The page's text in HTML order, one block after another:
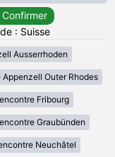
: Suisse
Ausserrhoden
Appenzell Outer Rhodes
Fribourg
Graubünden
Neuchâtel